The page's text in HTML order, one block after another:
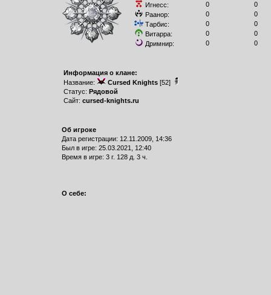
Игнесс:
0
0
Раанор:
0
0
Тарбис:
0
0
Витарра:
0
0
Дримнир:
0 0
Информация о клане:
Название:
Cursed Knights[52]
Статус: Рядовой
Сайт: cursed-knights.ru
Об игроке
Дата регистрации: 12.11.2009, 14:36
Был в игре: 25.03.2021, 12:40
Время в игре: 3 г. 128 д. 3 ч.
О себе: